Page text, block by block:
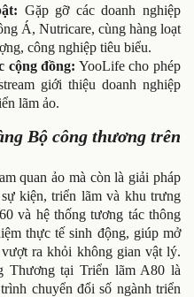
Gặp gỡ các doanh nghiệp
Á, Nutricare, cùng hàng loạt
công nghiệp tiêu biểu.
cộng đồng: YooLife cho phép
giới thiệu doanh nghiệp
lãm ảo.
Bộ công thương trên
quan ảo mà còn là giải pháp
kiện, triển lãm và khu trưng
và hệ thống tương tác thông
thực tế sinh động, giúp mở
ra khỏi không gian vật lý.
Thương tại Triển lãm A80 là
chuyển đổi số ngành triển